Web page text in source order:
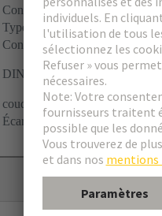
Connecteurs
Type F
Connecteur mâle
DIN 41612
coudé
Écarts de couleur et tâches